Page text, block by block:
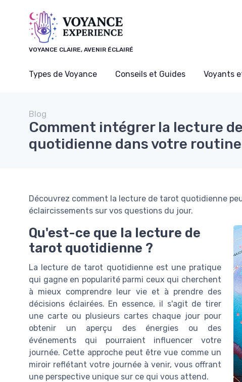
VOYANCE CLAIRE, AVENIR ÉCLAIRÉ
Types de Voyance Conseils et Guides Voyants
Blog
Comment intégrer la lecture
quotidienne dans votre routine
Découvrez comment la lecture de tarot quotidienne
éclaircissements sur vos questions du jour.
Qu'est-ce que la lecture de
tarot quotidienne ?
La lecture de tarot quotidienne est une pratique
qui gagne en popularité parmi ceux qui cherchent
à mieux comprendre leur vie et à prendre des
décisions éclairées. En essence, il s'agit de tirer
une carte ou plusieurs cartes chaque jour pour
obtenir un aperçu des énergies ou des
événements qui pourraient influencer votre
journée. Cette approche peut être vue comme un
miroir reflétant votre journée à venir, vous offrant
une perspective unique sur ce qui vous attend.